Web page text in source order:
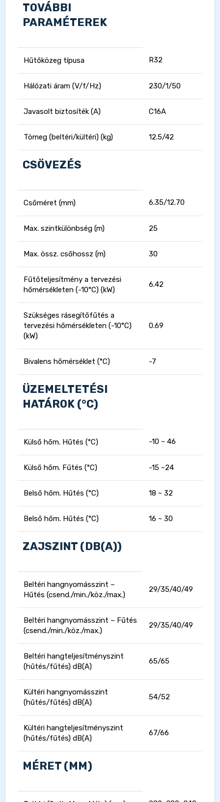
TOVÁBBI
PARAMÉTEREK
Hűtőközeg típusa R32
Hálózati áram (V/f/Hz) 230/1/50
Javasolt biztosíték (A) C16A
Tömeg (beltéri/kültéri) (kg) 12.5/42
CSÖVEZÉS
Csőméret (mm) 6.35/12.70
Max. szintkülönbség (m) 25
Max. össz. csőhossz (m) 30
Fűtőteljesítmény a tervezési
hőmérsékleten (-10°C) (kW)
6.42
Szükséges rásegítőfűtés a
tervezési hőmérsékleten (-10°C)
(kW)
0.69
Bivalens hőmérséklet (°C) -7
ÜZEMELTETÉSI
HATÁROK (°C)
Külső hőm. Hűtés (°C) -10 ~ 46
Külső hőm. Fűtés (°C) -15 ~24
Belső hőm. Hűtés (°C) 18 ~ 32
Belső hőm. Hűtés (°C) 16 ~ 30
ZAJSZINT (DB(A))
Beltéri hangnyomásszint –
Hűtés (csend./min./köz./max.)
29/35/40/49
Beltéri hangnyomásszint – Fűtés
(csend./min./köz./max.)
29/35/40/49
Beltéri hangteljesítményszint
(hűtés/fűtés) dB(A)
65/65
Kültéri hangnyomásszint
(hűtés/fűtés) dB(A)
54/52
Kültéri hangteljesítményszint
(hűtés/fűtés) dB(A)
67/66
MÉRET (MM)